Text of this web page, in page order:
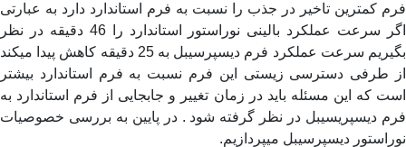
کمترین تاخیر در جذب را نسبت به فرم استاندارد دارد به عبارتی
اگر سرعت عملکرد بالینی نوراستور استاندارد را 46 دقیقه در نظر
بگیریم سرعت عملکرد فرم دیسپرسیبل به 25 دقیقه کاهش پیدا میکند
طرفی دسترسی زیستی این فرم نسبت به فرم استاندارد بیشتر
که این مسئله باید در زمان تغییر و جابجایی از فرم استاندارد به
دیسپریسیبل در نظر گرفته شود . در پایین به بررسی خصوصیات
دیسپرسیبل میپردازیم.